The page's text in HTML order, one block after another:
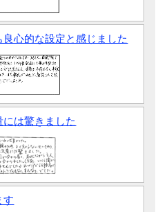
心的な設定と感じました
は驚きました
す